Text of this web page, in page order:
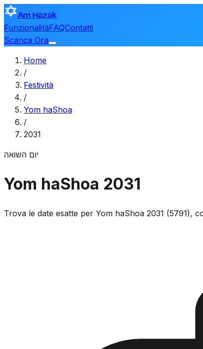
Am Hazak
FunzionalitàFAQContatti
Scarica Ora
Home
/
Festività
/
Yom haShoa
/
2031
יום השואה
Yom haShoa 2031
Trova le date esatte per Yom haShoa 2031 (5791),